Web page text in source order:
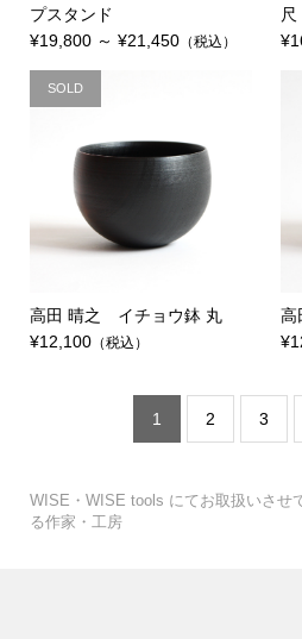
プスタンド
¥19,800 ～ ¥21,450（税込）
尺
SOLD
高田 晴之 イチョウ鉢 丸
¥12,100（税込）
高
1 2 3
WISE・WISE tools にてお取扱いさせ
る作家・工房